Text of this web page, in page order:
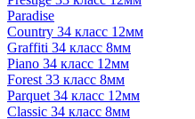
Paradise
Country 34 класс 12мм
Graffiti 34 класс 8мм
Piano 34 класс 12мм
Forest 33 класс 8мм
Parquet 34 класс 12мм
Classic 34 класс 8мм